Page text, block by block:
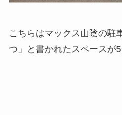
こちらはマックス山陰の駐
つ」と書かれたスペースが5